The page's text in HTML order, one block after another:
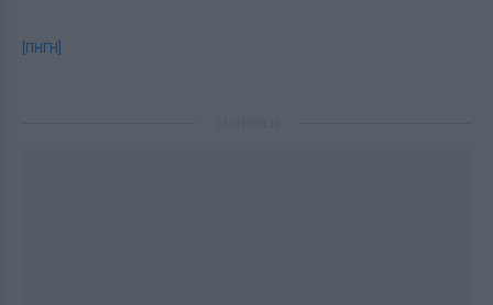
[ΠΗΓΗ]